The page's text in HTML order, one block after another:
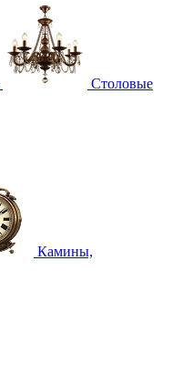
Столовые
Камины,